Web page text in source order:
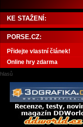
KE STAŽENÍ:
PORSE.CZ:
Přidejte vlastní článek!
Online hry zdarma
hlasů